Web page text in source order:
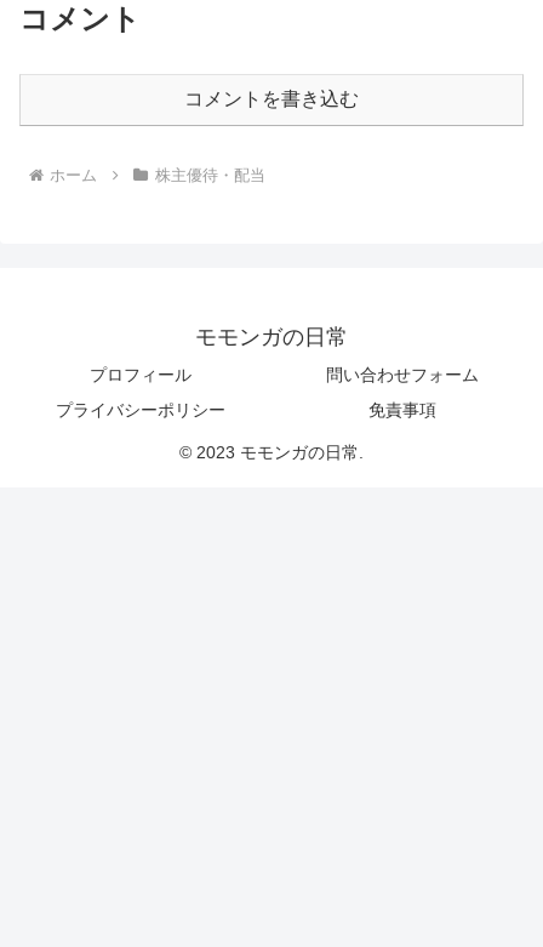
コメント
コメントを書き込む
ホーム 株主優待・配当
モモンガの日常
プロフィール
問い合わせフォーム
プライバシーポリシー
免責事項
© 2023 モモンガの日常.